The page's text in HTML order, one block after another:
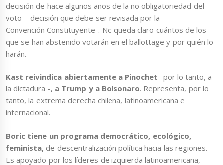
decisión de hace algunos años de la no obligatoriedad del
voto – decisión que debe ser revisada por la
Convención Constituyente-. No queda claro cuántos de los
que se han abstenido votarán en el ballottage y por quién lo
harán.
Kast reivindica abiertamente a Pinochet -por lo tanto, a
la dictadura -, a Trump y a Bolsonaro. Representa, por lo
tanto, la extrema derecha chilena, latinoamericana e
internacional.
Boric tiene un programa democrático, ecológico,
feminista, de descentralización política hacia las regiones.
Es apoyado por los líderes de izquierda latinoamericana,